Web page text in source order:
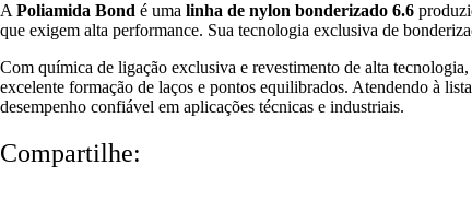
A Poliamida Bond é uma linha de nylon bonderizado 6.6
que exigem alta performance. Sua tecnologia exclusiva de
Com química de ligação exclusiva e revestimento de alta tecnologia,
excelente formação de laços e pontos equilibrados. Atendendo à
desempenho confiável em aplicações técnicas e industriais.
Compartilhe: